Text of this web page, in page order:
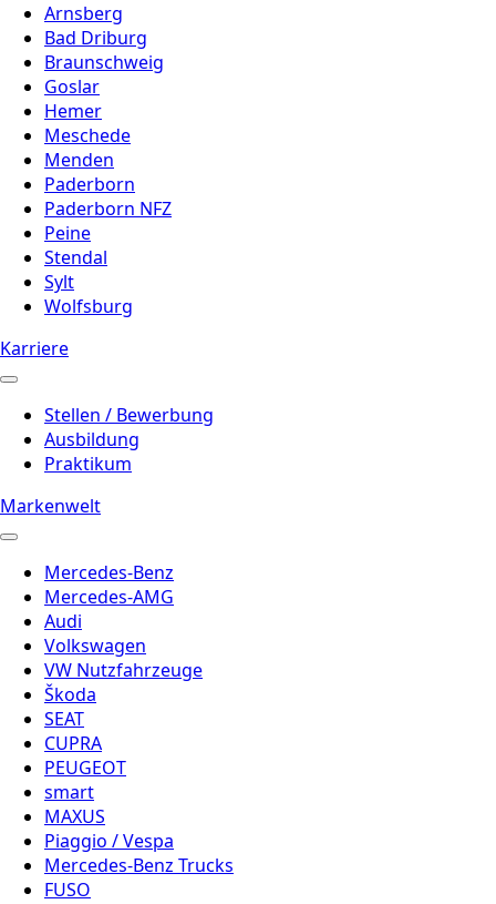
Arnsberg
Bad Driburg
Braunschweig
Goslar
Hemer
Meschede
Menden
Paderborn
Paderborn NFZ
Peine
Stendal
Sylt
Wolfsburg
Karriere
Stellen / Bewerbung
Ausbildung
Praktikum
Markenwelt
Mercedes-Benz
Mercedes-AMG
Audi
Volkswagen
VW Nutzfahrzeuge
Škoda
SEAT
CUPRA
PEUGEOT
smart
MAXUS
Piaggio / Vespa
Mercedes-Benz Trucks
FUSO